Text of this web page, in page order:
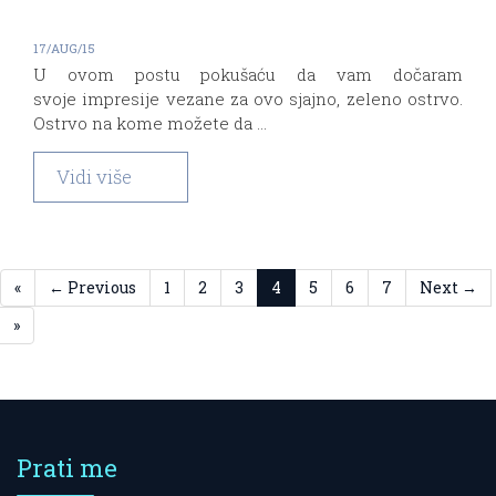
17/AUG/15
U ovom postu pokušaću da vam dočaram
svoje impresije vezane za ovo sjajno, zeleno ostrvo.
Ostrvo na kome možete da ...
Vidi više
« ← Previous 1 2 3 4 5 6 7
Next →
»
Prati me